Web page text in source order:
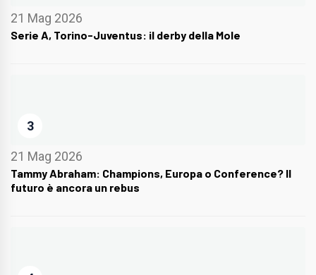
21 Mag 2026
Serie A, Torino-Juventus: il derby della Mole
3
21 Mag 2026
Tammy Abraham: Champions, Europa o Conference? Il
futuro è ancora un rebus